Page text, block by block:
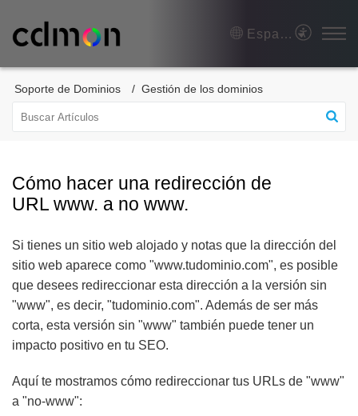
Español (España)
Soporte de Dominios Gestión de los dominios
Cómo hacer una redirección de
URL www. a no www.
Si tienes un sitio web alojado y notas que la dirección del
sitio web aparece como "www.tudominio.com", es posible
que desees redireccionar esta dirección a la versión sin
"www", es decir, "tudominio.com". Además de ser más
corta, esta versión sin "www" también puede tener un
impacto positivo en tu SEO.
Aquí te mostramos cómo redireccionar tus URLs de "www"
a "no-www":